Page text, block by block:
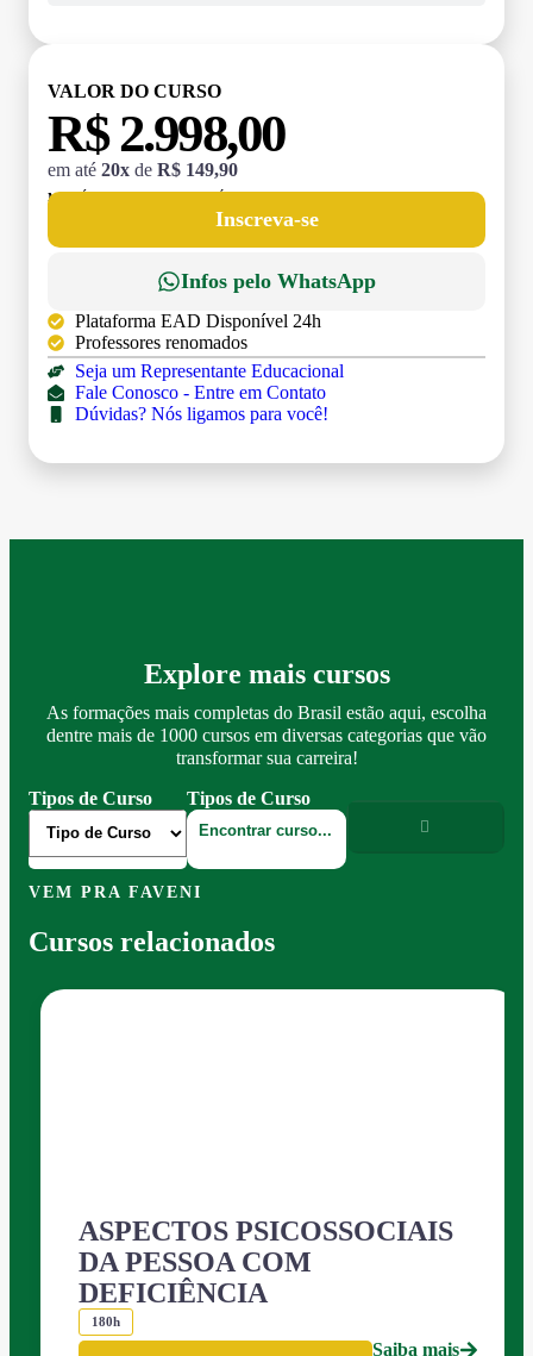
VALOR DO CURSO
R$ 2.998,00
em até 20x de R$ 149,90
MATRÍCULA:
Inscreva-se
Infos pelo WhatsApp
Plataforma EAD Disponível 24h
Professores renomados
Seja um Representante Educacional
Fale Conosco - Entre em Contato
Dúvidas? Nós ligamos para você!
Explore mais cursos
As formações mais completas do Brasil estão aqui, escolha
dentre mais de 1000 cursos em diversas categorias que vão
transformar sua carreira!
Tipos de Curso
Tipos de Curso
VEM PRA FAVENI
Cursos relacionados
ASPECTOS PSICOSSOCIAIS
DA PESSOA COM
DEFICIÊNCIA
180h
Saiba mais